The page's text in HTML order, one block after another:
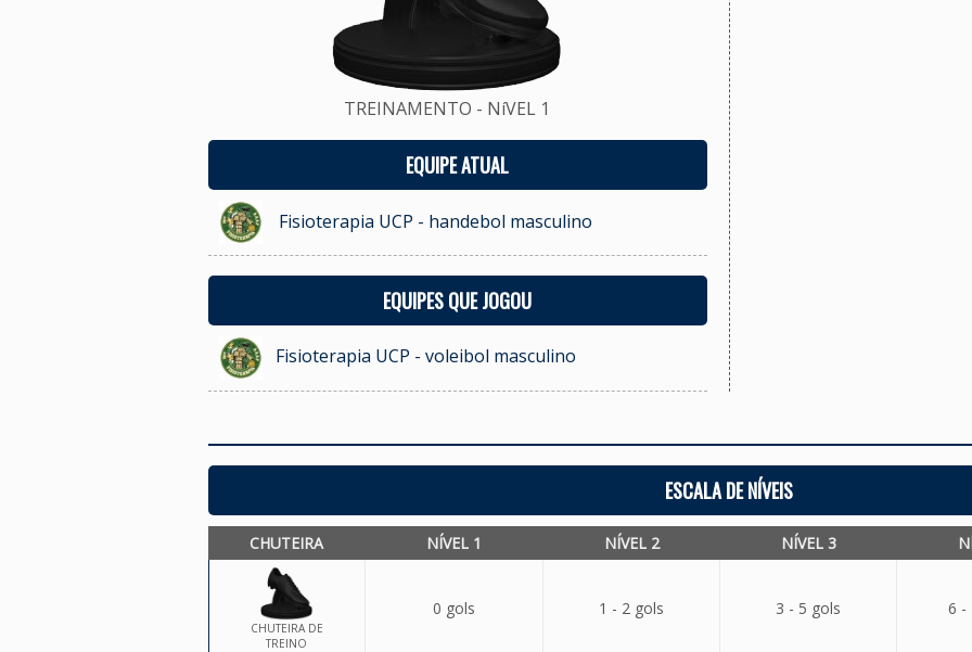
TREINAMENTO - NíVEL 1
EQUIPE ATUAL
Fisioterapia UCP - handebol masculino
EQUIPES QUE JOGOU
Fisioterapia UCP - voleibol masculino
ESCALA DE NÍVEIS
CHUTEIRA NÍVEL 1 NÍVEL 2 NÍVEL 3
CHUTEIRA DE
TREINO
0 gols 1 - 2 gols 3 - 5 gols 6 -